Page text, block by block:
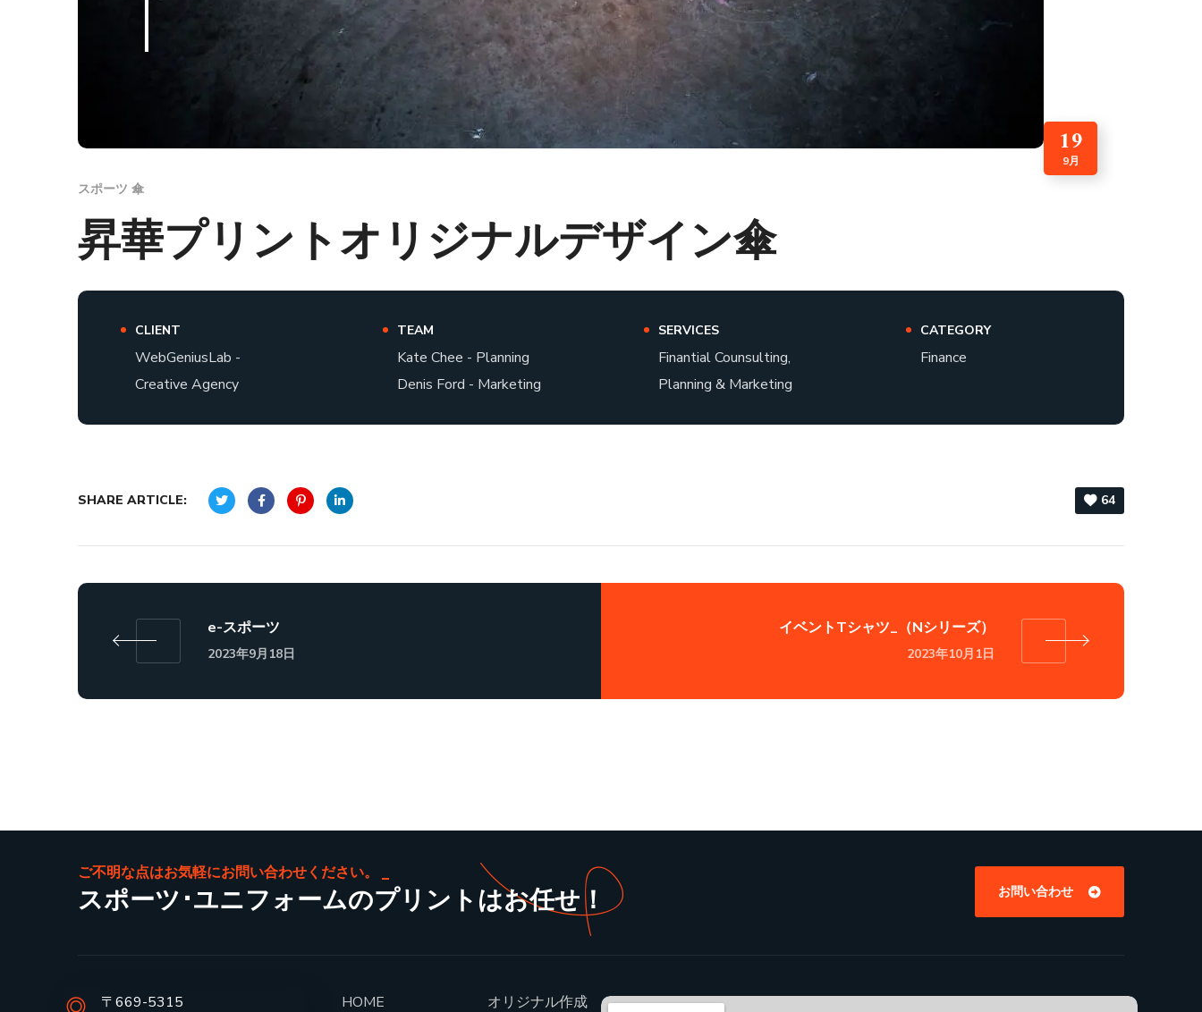
19
9月
スポーツ 傘
昇華プリントオリジナルデザイン傘
CLIENT
WebGeniusLab -
Creative Agency
TEAM
Kate Chee - Planning
Denis Ford - Marketing
SERVICES
Finantial Counsulting,
Planning & Marketing
CATEGORY
Finance
SHARE ARTICLE: 64
e-スポーツ
2023年9月18日
イベントTシャツ_（Nシリーズ）
2023年10月1日
ご不明な点はお気軽にお問い合わせください。
スポーツ･ユニフォームのプリントはお任せ！ お問い合わせ
〒669-5315 HOME オリジナル作成